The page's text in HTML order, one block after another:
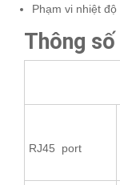
Phạm vi nhiệt
Thông
RJ45 port